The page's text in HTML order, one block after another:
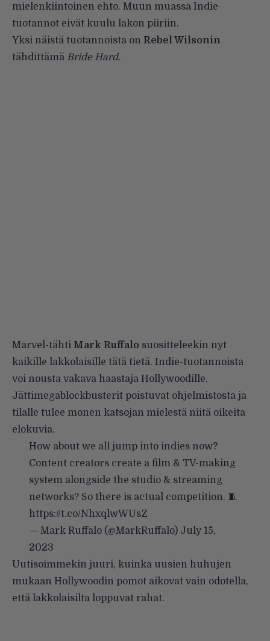
mielenkiintoinen ehto. Muun muassa Indie-
tuotannot eivät kuulu lakon piiriin.
Yksi näistä tuotannoista on Rebel Wilsonin
tähdittämä Bride Hard.
Marvel-tähti Mark Ruffalo suositteleekin nyt
kaikille lakkolaisille tätä tietä. Indie-tuotannoista
voi nousta vakava haastaja Hollywoodille.
Jättimegablockbusterit poistuvat ohjelmistosta ja
tilalle tulee monen katsojan mielestä niitä oikeita
elokuvia.
How about we all jump into indies now?
Content creators create a film & TV-making
system alongside the studio & streaming
networks? So there is actual competition. 🧵
https://t.co/NhxqlwWUsZ
— Mark Ruffalo (@MarkRuffalo) July 15,
2023
Uutisoimmekin juuri, kuinka uusien huhujen
mukaan Hollywoodin pomot aikovat vain odotella,
että lakkolaisilta loppuvat rahat.